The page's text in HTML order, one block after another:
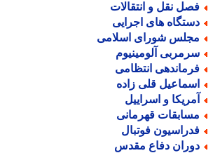
نقل و انتقالات
های اجرایی
شورای اسلامی
آلومینیوم
انتظامی
قلی زاده
و اسراییل
قهرمانی
فوتبال
دفاع مقدس